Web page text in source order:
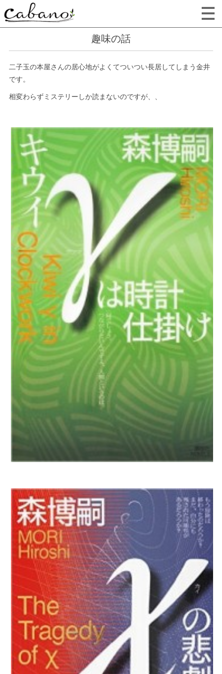
趣味の話
二子玉の本屋さんの居心地がよくてついつい長居してしまう金井
です。
相変わらずミステリーしか読まないのですが、、